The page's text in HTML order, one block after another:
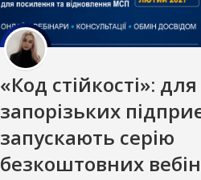
«Код стійкості»: для
запорізьких
запускають серію
безкоштовних